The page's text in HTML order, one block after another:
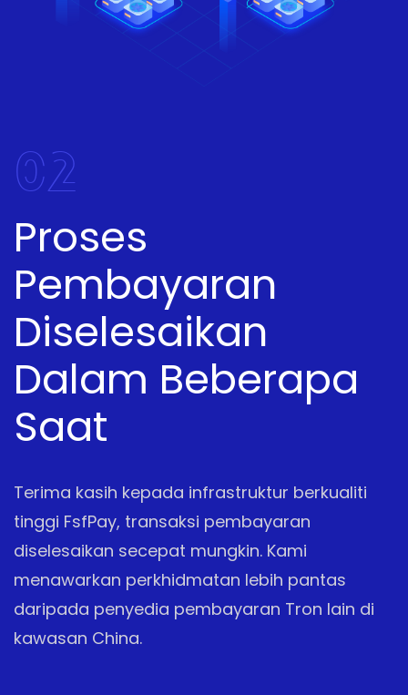
02
Proses
Pembayaran
Diselesaikan
Dalam Beberapa
Saat
Terima kasih kepada infrastruktur berkualiti
tinggi FsfPay, transaksi pembayaran
diselesaikan secepat mungkin. Kami
menawarkan perkhidmatan lebih pantas
daripada penyedia pembayaran Tron lain di
kawasan China.